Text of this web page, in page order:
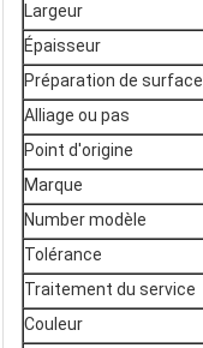
Largeur
Épaisseur
Préparation de surface
Alliage ou pas
Point d'origine
Marque
Number modèle
Tolérance
Traitement du service
Couleur